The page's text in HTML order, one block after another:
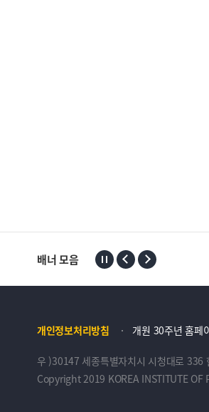
배너 모음
개인정보처리방침 개원 30주년 홈페
우 )30147 세종특별자치시 시청대로 336
Copyright 2019 KOREA INSTITUTE